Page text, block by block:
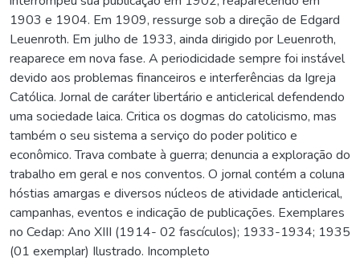
1903 e 1904. Em 1909, ressurge sob a direção de Edgard
Leuenroth. Em julho de 1933, ainda dirigido por Leuenroth,
reaparece em nova fase. A periodicidade sempre foi instável
devido aos problemas financeiros e interferências da Igreja
Católica. Jornal de caráter libertário e anticlerical defendendo
uma sociedade laica. Critica os dogmas do catolicismo, mas
também o seu sistema a serviço do poder politico e
econômico. Trava combate à guerra; denuncia a exploração do
trabalho em geral e nos conventos. O jornal contém a coluna
hóstias amargas e diversos núcleos de atividade anticlerical,
campanhas, eventos e indicação de publicações. Exemplares
no Cedap: Ano XIII (1914- 02 fascículos); 1933-1934; 1935
(01 exemplar) Ilustrado. Incompleto